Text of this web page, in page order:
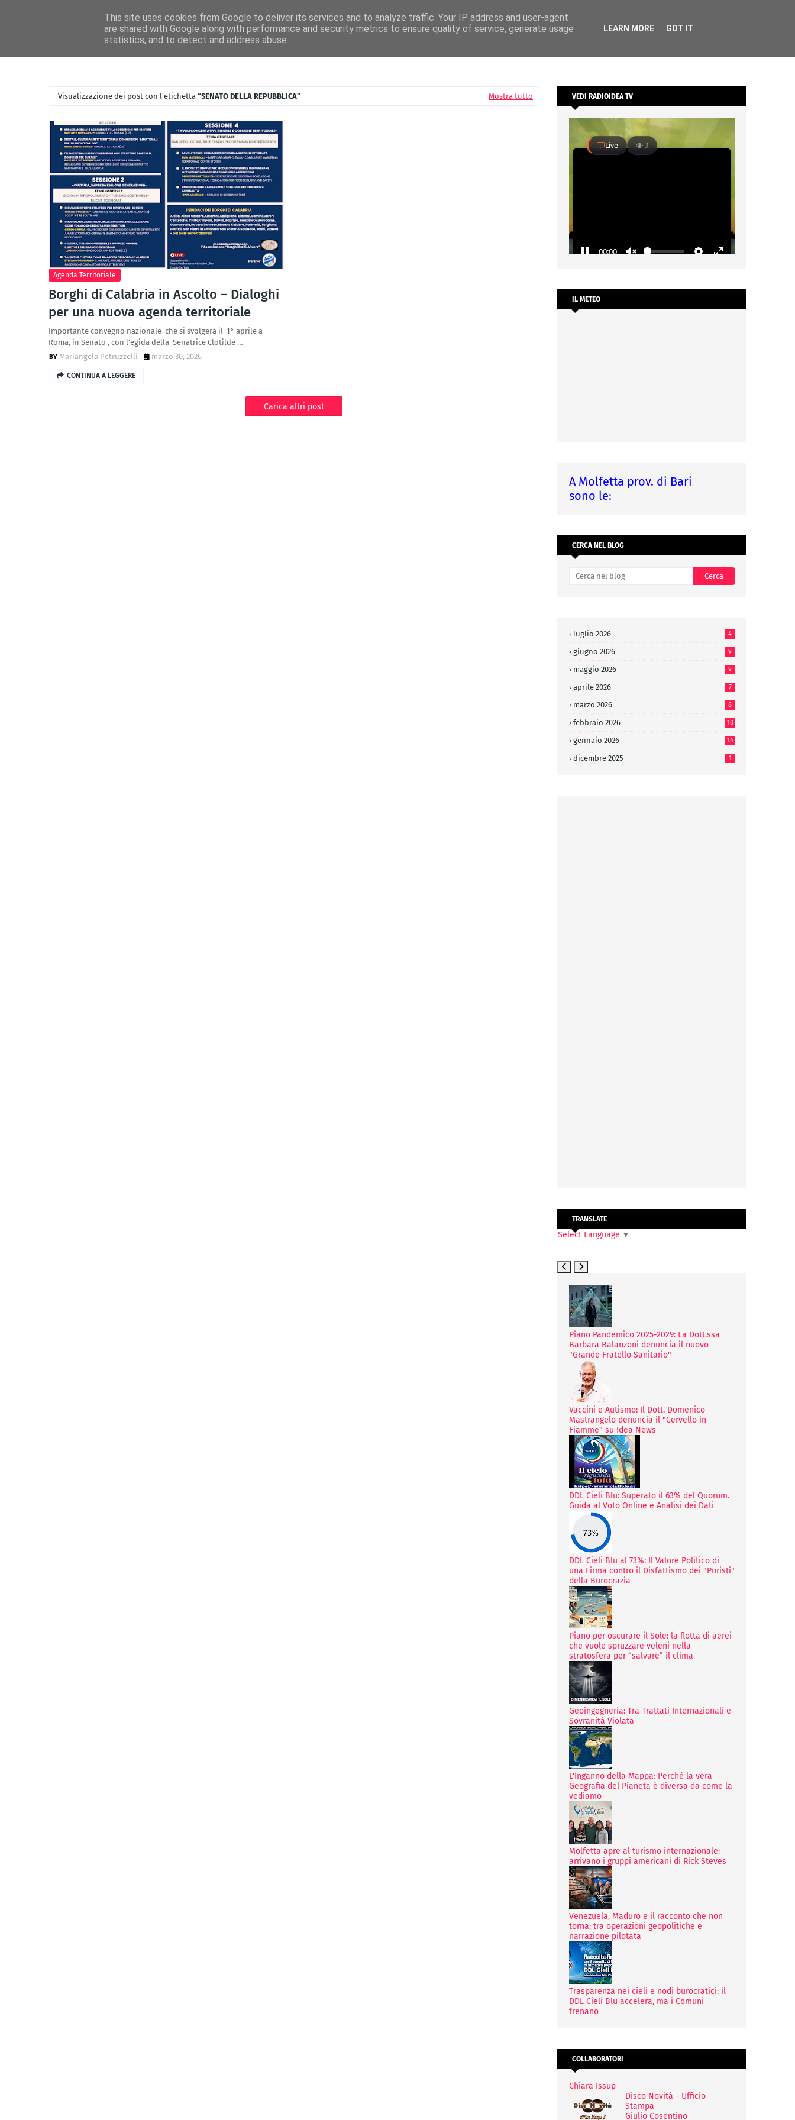
Visualizzazione dei post con l'etichetta SENATO DELLA REPUBBLICA Mostra tutto
Agenda Territoriale
Borghi di Calabria in Ascolto – Dialoghi
per una nuova agenda territoriale
Importante convegno nazionale che si svolgerà il 1° aprile a
Roma, in Senato , con l’egida della Senatrice Clotilde …
Mariangela Petruzzelli
marzo 30, 2026
CONTINUA A LEGGERE
Carica altri post
VEDI RADIOIDEA TV
IL METEO
A Molfetta prov. di Bari
sono le:
CERCA NEL BLOG
luglio 2026 4
giugno 2026 9
maggio 2026 9
aprile 2026 7
marzo 2026 8
febbraio 2026 10
gennaio 2026 14
dicembre 2025 1
TRANSLATE
Select Language ▼
Piano Pandemico 2025-2029: La Dott.ssa
Barbara Balanzoni denuncia il nuovo
"Grande Fratello Sanitario"
Vaccini e Autismo: Il Dott. Domenico
Mastrangelo denuncia il "Cervello in
Fiamme" su Idea News
DDL Cieli Blu: Superato il 63% del Quorum.
Guida al Voto Online e Analisi dei Dati
DDL Cieli Blu al 73%: Il Valore Politico di
una Firma contro il Disfattismo dei "Puristi"
della Burocrazia
Piano per oscurare il Sole: la flotta di aerei
che vuole spruzzare veleni nella
stratosfera per “salvare” il clima
Geoingegneria: Tra Trattati Internazionali e
Sovranità Violata
L'Inganno della Mappa: Perché la vera
Geografia del Pianeta è diversa da come la
vediamo
Molfetta apre al turismo internazionale:
arrivano i gruppi americani di Rick Steves
Venezuela, Maduro e il racconto che non
torna: tra operazioni geopolitiche e
narrazione pilotata
Trasparenza nei cieli e nodi burocratici: il
DDL Cieli Blu accelera, ma i Comuni
frenano
COLLABORATORI
Chiara Issup
Disco Novità - Ufficio
Stampa
Giulio Cosentino
This site uses cookies from Google to deliver its services and to analyze traffic. Your IP address and user-agent
are shared with Google along with performance and security metrics to ensure quality of service, generate usage
statistics, and to detect and address abuse.
LEARN MORE GOT IT